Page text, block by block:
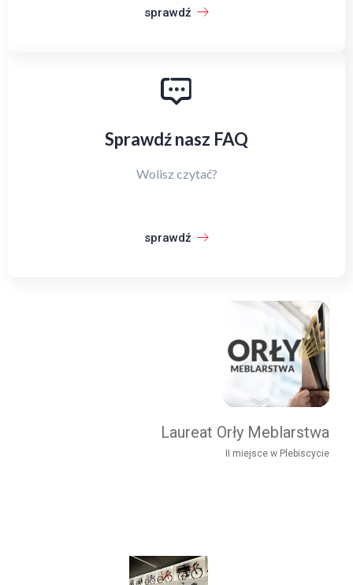
sprawdź
Sprawdź nasz FAQ
Wolisz czytać?
sprawdź
Laureat Orły Meblarstwa
II miejsce w Plebiscycie